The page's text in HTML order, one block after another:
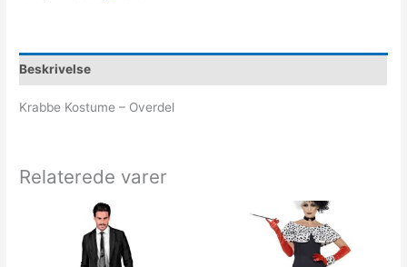
Beskrivelse
Krabbe Kostume – Overdel
Relaterede varer